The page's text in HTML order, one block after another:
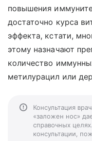
повышения
достаточно курса
эффекта, кстати,
этому назначают
количество
метилурацил или
Консультация
«заложен нос»
справочных
консультации,